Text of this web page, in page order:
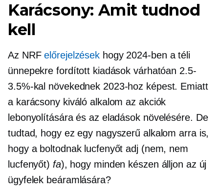
Karácsony: Amit tudnod
kell
Az NRFelőrejelzések hogy 2024-ben a téli
ünnepekre fordított kiadások várhatóan 2.5-
3.5%-kal növekednek 2023-hoz képest. Emiatt
a karácsony kiváló alkalom az akciók
lebonyolítására és az eladások növelésére. De
tudtad, hogy ez egy nagyszerű alkalom arra is,
hogy a boltodnak lucfenyőt adj (nem, nem
lucfenyőt) fa), hogy minden készen álljon az új
ügyfelek beáramlására?